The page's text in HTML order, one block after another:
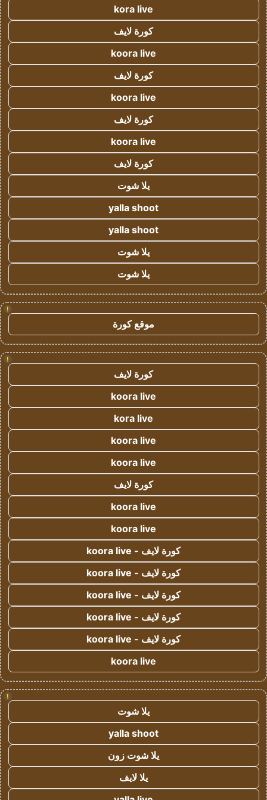
kora live
كورة لايف
koora live
كورة لايف
koora live
كورة لايف
koora live
كورة لايف
يلا شوت
yalla shoot
yalla shoot
يلا شوت
يلا شوت
!
موقع كورة
!
كورة لايف
koora live
kora live
koora live
koora live
كورة لايف
koora live
koora live
كورة لايف - koora live
كورة لايف - koora live
كورة لايف - koora live
كورة لايف - koora live
كورة لايف - koora live
koora live
!
يلا شوت
yalla shoot
يلا شوت زون
يلا لايف